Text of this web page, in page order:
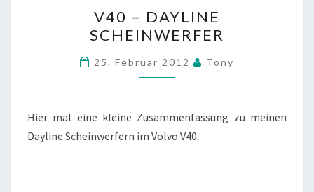
–
DAYLINE
SCHEINWERFER
V40 – DAYLINE
SCHEINWERFER
25. Februar 2012 Tony
Hier mal eine kleine Zusammenfassung zu meinen
Dayline Scheinwerfern im Volvo V40.